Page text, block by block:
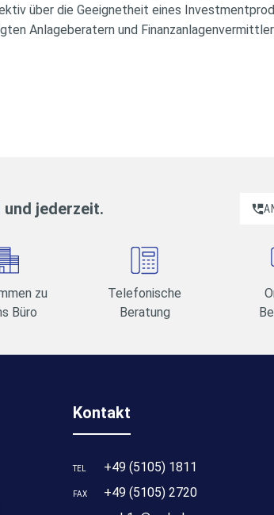
über die Geeignetheit eines
Anlageberatern und
und jederzeit.
zu
Büro
Telefonische
Beratung
Kontakt
TEL +49 (5105) 1811
FAX +49 (5105) 2720